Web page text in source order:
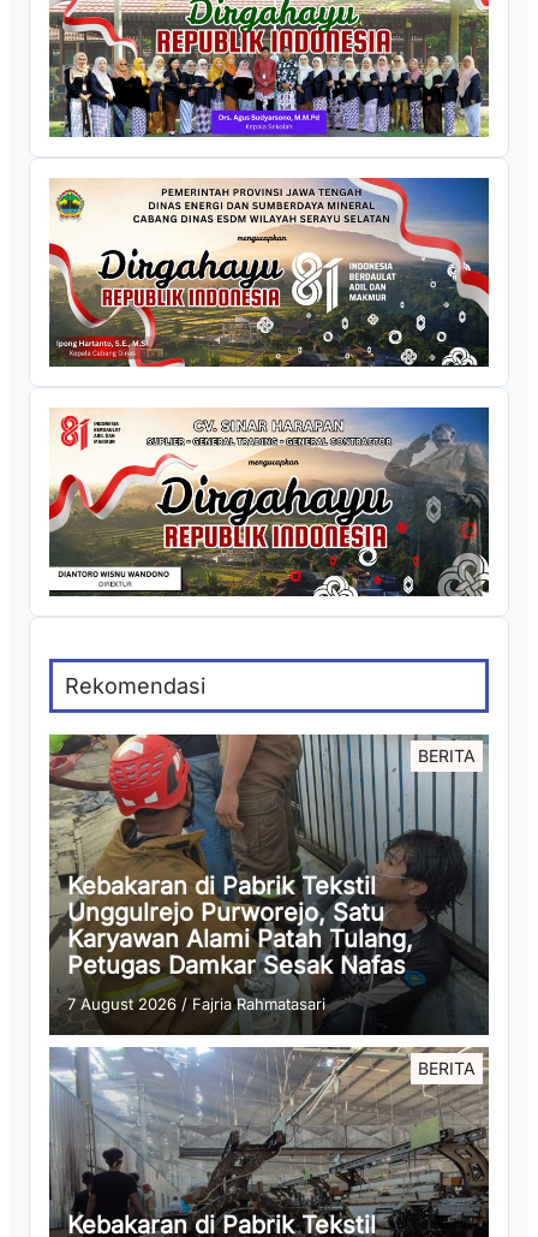
Rekomendasi
BERITA
Kebakaran di Pabrik Tekstil
Unggulrejo Purworejo, Satu
Karyawan Alami Patah Tulang,
Petugas Damkar Sesak Nafas
7 August 2026 /Fajria Rahmatasari
BERITA
Kebakaran di Pabrik Tekstil